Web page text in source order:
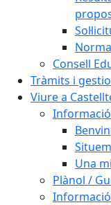
Consell
Tràmits i
Viure a
Una
Plànol /